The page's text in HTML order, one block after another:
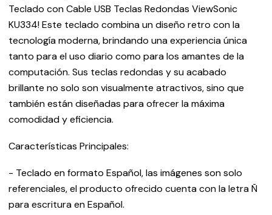
Teclado con Cable USB Teclas Redondas ViewSonic
KU334! Este teclado combina un diseño retro con la
tecnología moderna, brindando una experiencia única
tanto para el uso diario como para los amantes de la
computación. Sus teclas redondas y su acabado
brillante no solo son visualmente atractivos, sino que
también están diseñadas para ofrecer la máxima
comodidad y eficiencia.
Características Principales:
- Teclado en formato Español, las imágenes son solo
referenciales, el producto ofrecido cuenta con la letra Ñ
para escritura en Español.